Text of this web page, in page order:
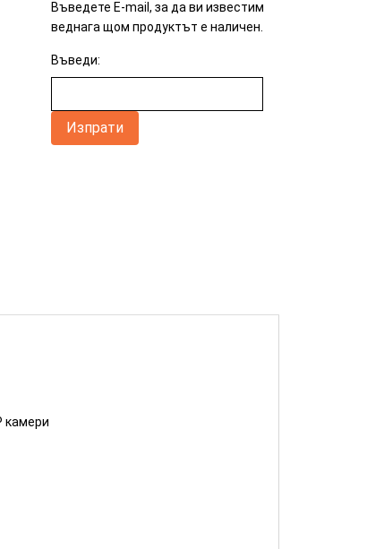
Въведете E-mail, за да ви известим
веднага щом продуктът е наличен.
Въведи:
камери